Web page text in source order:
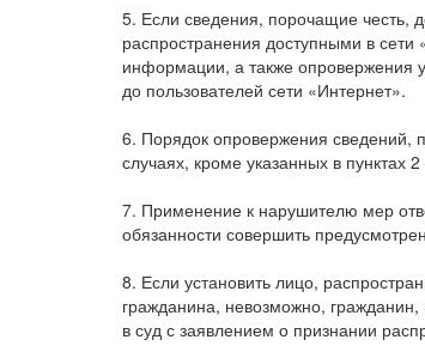
5. Если сведения, порочащие честь,
распространения доступными в сети
информации, а также опровержения
до пользователей сети «Интернет».
6. Порядок опровержения сведений,
случаях, кроме указанных в пунктах
7. Применение к нарушителю мер
обязанности совершить
8. Если установить лицо,
гражданина, невозможно, гражданин,
в суд с заявлением о признании